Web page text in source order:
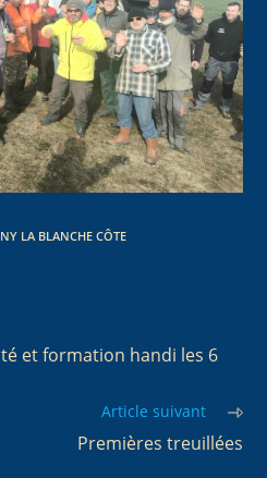
LA BLANCHE CÔTE
et formation handi les 6
Article suivant
Premières treuillées